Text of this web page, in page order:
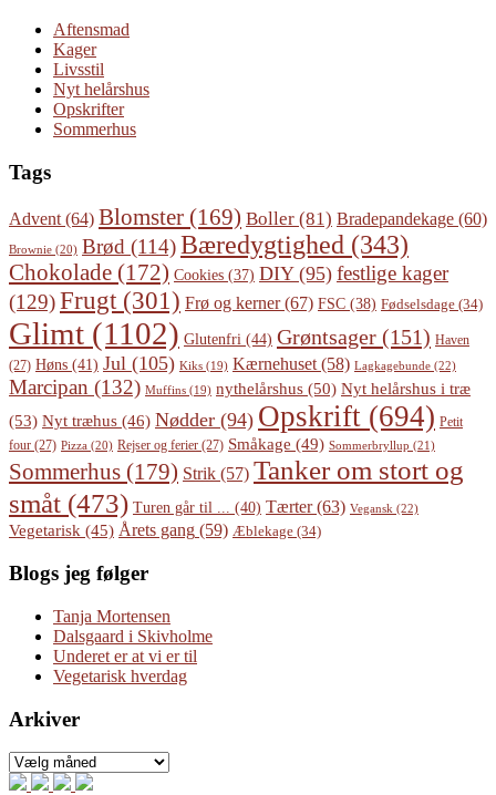
Aftensmad
Kager
Livsstil
Nyt helårshus
Opskrifter
Sommerhus
Tags
Advent (64) Blomster (169) Boller (81) Bradepandekage (60)
Brownie (20) Brød (114)Bæredygtighed (343)
Chokolade (172) Cookies (37) DIY(95) festlige kager
(129)Frugt(301) Frø og kerner(67) FSC (38) Fødselsdage (34)
Glimt (1102) Glutenfri (44) Grøntsager (151) Haven
(27) Høns (41) Jul (105) Kiks (19) Kærnehuset (58) Lagkagebunde (22)
Marcipan (132) Muffins (19) nythelårshus (50) Nyt helårshus i træ
(53) Nyt træhus (46) Nødder (94) Opskrift (694) Petit
four (27) Pizza (20) Rejser og ferier (27) Småkage (49) Sommerbryllup (21)
Sommerhus (179) Strik (57) Tanker om stort og
småt (473) Turen går til ... (40) Tærter(63) Vegansk (22)
Vegetarisk (45) Årets gang (59) Æblekage (34)
Blogs jeg følger
Tanja Mortensen
Dalsgaard i Skivholme
Underet er at vi er til
Vegetarisk hverdag
Arkiver
Arkiver